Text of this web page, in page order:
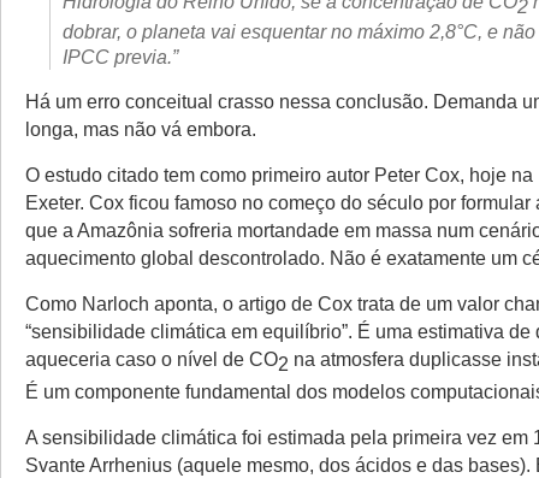
2
dobrar, o planeta vai esquentar no máximo 2,8°C, e
IPCC previa.”
Há um erro conceitual crasso nessa conclusão. Demanda
longa, mas não vá embora.
O estudo citado tem como primeiro autor Peter Cox, hoje
Exeter. Cox ficou famoso no começo do século por formular
que a Amazônia sofreria mortandade em massa num
aquecimento global descontrolado. Não é exatamente um
Como Narloch aponta, o artigo de Cox trata de um valor
“sensibilidade climática em equilíbrio”. É uma estimativa de
aqueceria caso o nível de CO2 na atmosfera duplicasse
É um componente fundamental dos modelos
A sensibilidade climática foi estimada pela primeira vez em
Svante Arrhenius (aquele mesmo, dos ácidos e das bases).